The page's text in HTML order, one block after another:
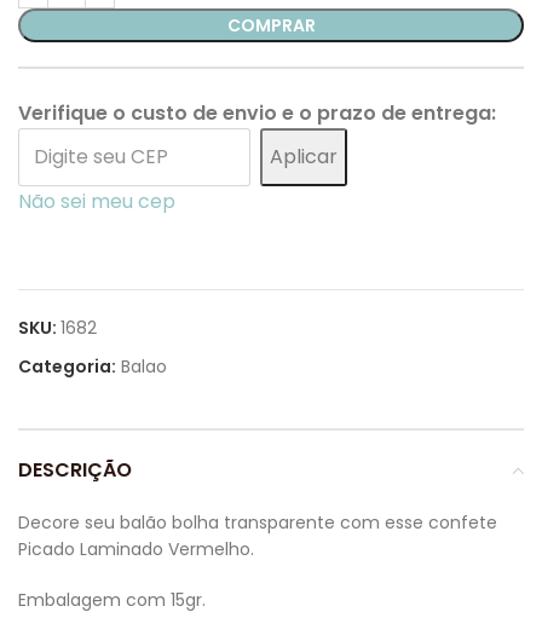
COMPRAR
Verifique o custo de envio e o prazo de entrega:
Aplicar
Não sei meu cep
SKU: 1682
Categoria: Balao
DESCRIÇÃO
Decore seu balão bolha transparente com esse confete
Picado Laminado Vermelho.
Embalagem com 15gr.